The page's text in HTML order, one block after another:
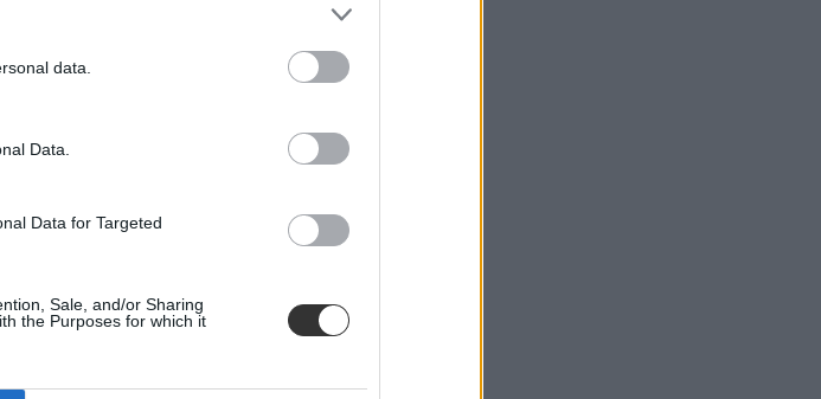
data.
Data.
Data for Targeted
Sale, and/or Sharing
the Purposes for which it